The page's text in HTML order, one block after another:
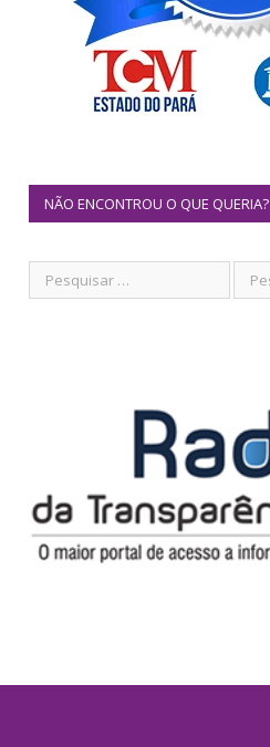
NÃO ENCONTROU O QUE QUERIA?